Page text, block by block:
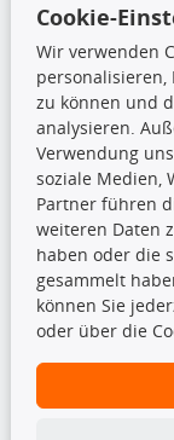
Beleuchtung
Bremsbeläge
Bremsscheiben
Kupplungssatz
Querlenker
Radlager
Stoßdämpfer
TecDoc Inside
Cookie-
Wir verwenden
zu können und
analysieren.
Verwendung
soziale Medien,
Partner führen
weiteren Daten
haben oder die
gesammelt
können Sie
oder über die